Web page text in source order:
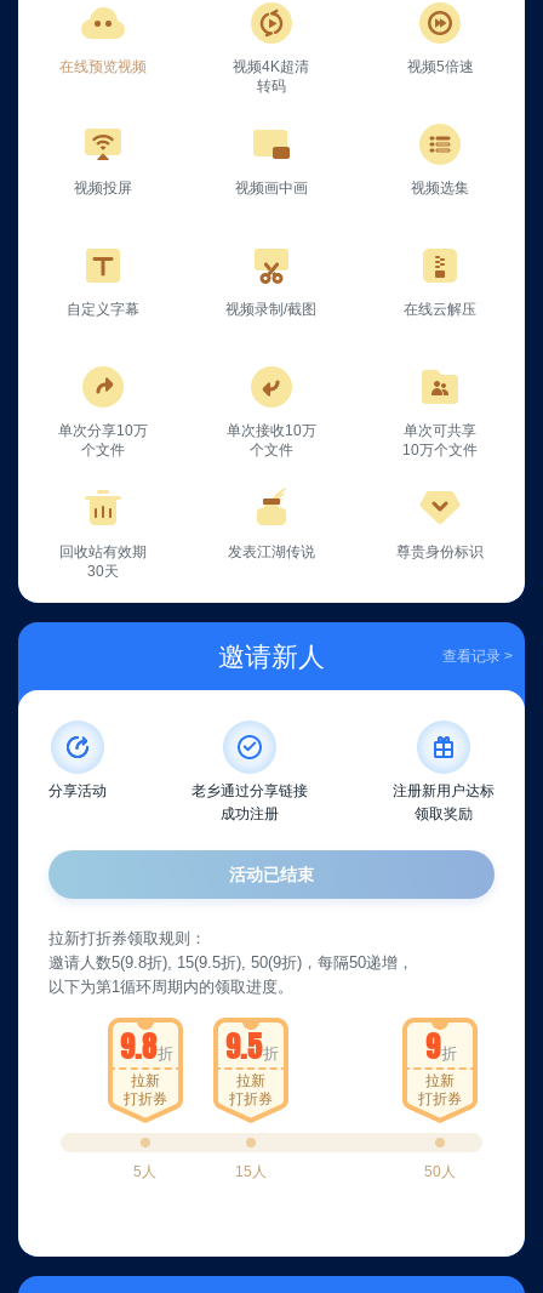
在线预览视频
视频4K超清
转码
视频5倍速
视频投屏 视频画中画 视频选集
自定义字幕 视频录制/截图 在线云解压
单次分享10万
个文件
单次接收10万
个文件
单次可共享
10万个文件
回收站有效期
30天
发表江湖传说 尊贵身份标识
邀请新人 查看记录 >
分享活动
老乡通过分享链接
成功注册
注册新用户达标
领取奖励
活动已结束
拉新打折券领取规则：
邀请人数5(9.8折), 15(9.5折), 50(9折)，每隔50递增，
以下为第1循环周期内的领取进度。
5人
9.8折
拉新
打折券
15人
9.5折
拉新
打折券
50人
9折
拉新
打折券